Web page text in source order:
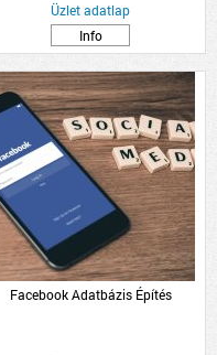
Üzlet adatlap
Info
Facebook Adatbázis Építés